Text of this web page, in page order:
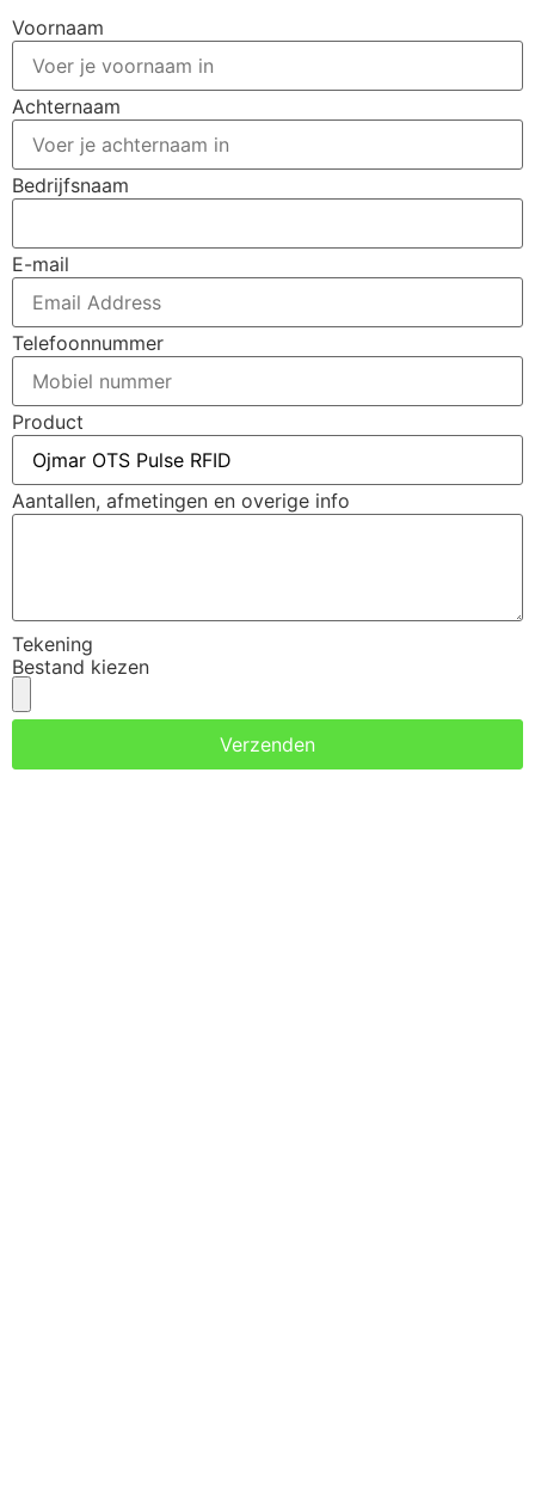
Voornaam
Achternaam
Bedrijfsnaam
E-mail
Telefoonnummer
Product
Aantallen, afmetingen en overige info
Tekening
Bestand kiezen
Verzenden